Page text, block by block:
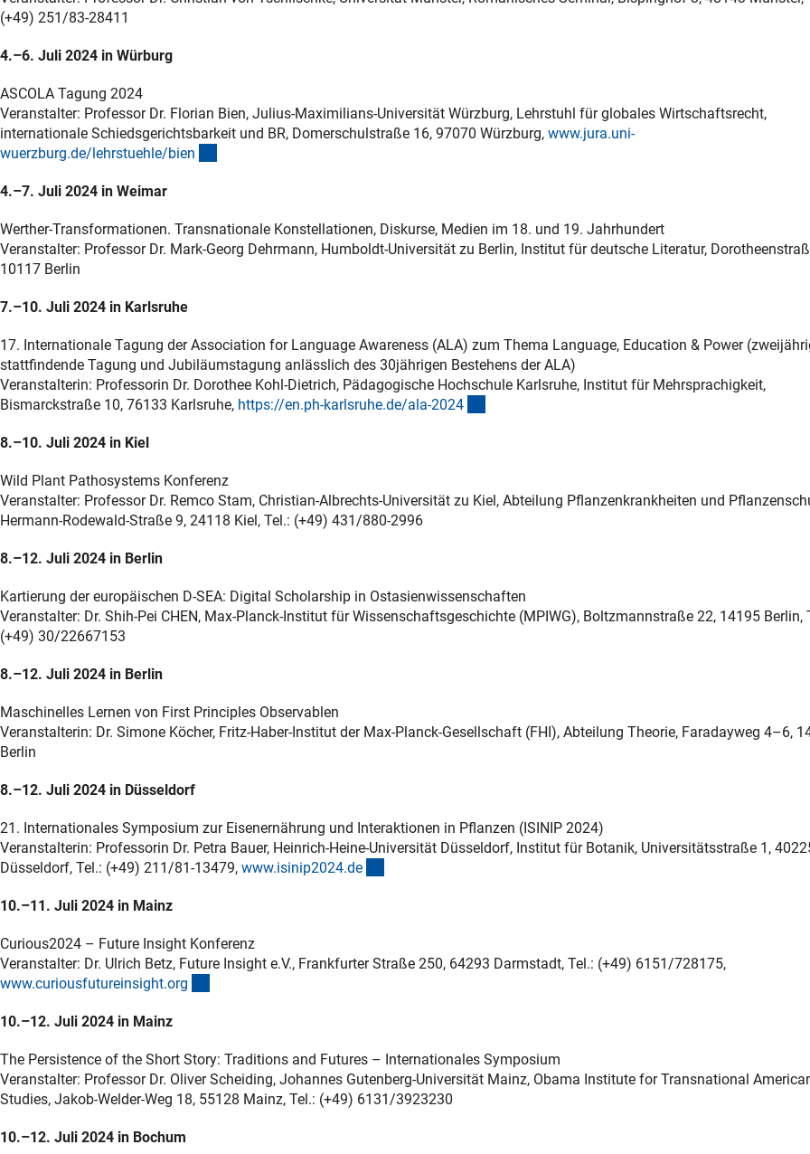
(+49) 251/83-28411
4.–6. Juli 2024 in Würburg
ASCOLA Tagung 2024
Veranstalter: Professor Dr. Florian Bien, Julius-Maximilians-Universität Würzburg, Lehrstuhl für globales Wirtschaftsrecht,
internationale Schiedsgerichtsbarkeit und BR, Domerschulstraße 16, 97070 Würzburg, www.jura.uni-
wuerzburg.de/lehrstuehle/bien
4.–7. Juli 2024 in Weimar
Werther-Transformationen. Transnationale Konstellationen, Diskurse, Medien im 18. und 19. Jahrhundert
Veranstalter: Professor Dr. Mark-Georg Dehrmann, Humboldt-Universität zu Berlin, Institut für deutsche Literatur,
10117 Berlin
7.–10. Juli 2024 in Karlsruhe
17. Internationale Tagung der Association for Language Awareness (ALA) zum Thema Language, Education & Power
stattfindende Tagung und Jubiläumstagung anlässlich des 30jährigen Bestehens der ALA)
Veranstalterin: Professorin Dr. Dorothee Kohl-Dietrich, Pädagogische Hochschule Karlsruhe, Institut für Mehrsprachigkeit,
Bismarckstraße 10, 76133 Karlsruhe, https://en.ph-karlsruhe.de/ala-2024
8.–10. Juli 2024 in Kiel
Wild Plant Pathosystems Konferenz
Veranstalter: Professor Dr. Remco Stam, Christian-Albrechts-Universität zu Kiel, Abteilung Pflanzenkrankheiten und
Hermann-Rodewald-Straße 9, 24118 Kiel, Tel.: (+49) 431/880-2996
8.–12. Juli 2024 in Berlin
Kartierung der europäischen D-SEA: Digital Scholarship in Ostasienwissenschaften
Veranstalter: Dr. Shih-Pei CHEN, Max-Planck-Institut für Wissenschaftsgeschichte (MPIWG), Boltzmannstraße 22, 14195 Berlin,
(+49) 30/22667153
8.–12. Juli 2024 in Berlin
Maschinelles Lernen von First Principles Observablen
Veranstalterin: Dr. Simone Köcher, Fritz-Haber-Institut der Max-Planck-Gesellschaft (FHI), Abteilung Theorie, Faradayweg 4–6,
Berlin
8.–12. Juli 2024 in Düsseldorf
21. Internationales Symposium zur Eisenernährung und Interaktionen in Pflanzen (ISINIP 2024)
Veranstalterin: Professorin Dr. Petra Bauer, Heinrich-Heine-Universität Düsseldorf, Institut für Botanik, Universitätsstraße 1,
Düsseldorf, Tel.: (+49) 211/81-13479, www.isinip2024.de
10.–11. Juli 2024 in Mainz
Curious2024 – Future Insight Konferenz
Veranstalter: Dr. Ulrich Betz, Future Insight e.V., Frankfurter Straße 250, 64293 Darmstadt, Tel.: (+49) 6151/728175,
www.curiousfutureinsight.org
10.–12. Juli 2024 in Mainz
The Persistence of the Short Story: Traditions and Futures – Internationales Symposium
Veranstalter: Professor Dr. Oliver Scheiding, Johannes Gutenberg-Universität Mainz, Obama Institute for Transnational
Studies, Jakob-Welder-Weg 18, 55128 Mainz, Tel.: (+49) 6131/3923230
10.–12. Juli 2024 in Bochum